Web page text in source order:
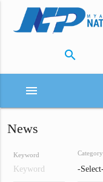
search
menu
News
Keyword Category